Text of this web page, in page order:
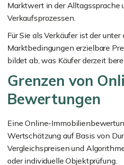
Marktwert in der Alltagssprache
Verkaufsprozessen.
Für Sie als Verkäufer ist der
Marktbedingungen erzielbare
bildet ab, was Käufer derzeit
Grenzen von
Bewertungen
Eine Online-
Wertschätzung auf Basis von
Vergleichspreisen und
oder individuelle Objektprüfung.